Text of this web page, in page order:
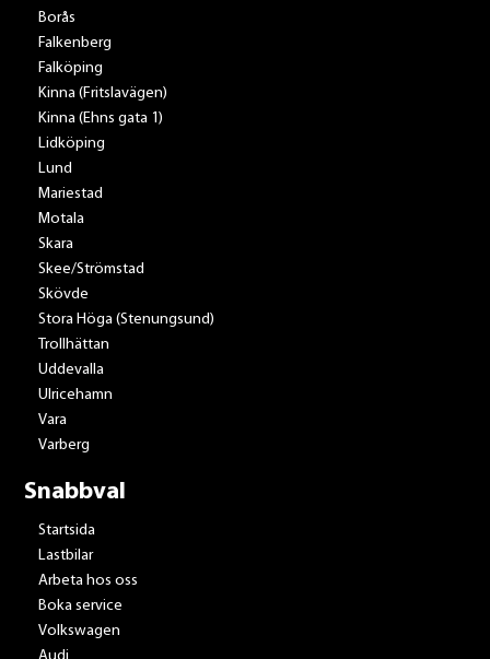
Borås
Falkenberg
Falköping
Kinna (Fritslavägen)
Kinna (Ehns gata 1)
Lidköping
Lund
Mariestad
Motala
Skara
Skee/Strömstad
Skövde
Stora Höga (Stenungsund)
Trollhättan
Uddevalla
Ulricehamn
Vara
Varberg
Snabbval
Startsida
Lastbilar
Arbeta hos oss
Boka service
Volkswagen